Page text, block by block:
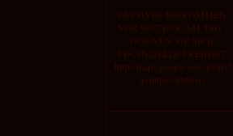
PASSIVES EINKOMMEN
VOR 9857 EUR AM TAG -
GONNEN SIE SICH
FINANZIELLE FREIHEIT:
http://maps.google.com.gi/url?
q=https://jtbtigers